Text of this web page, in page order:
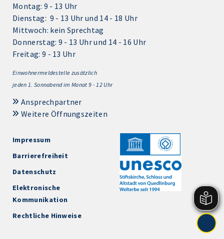
Montag: 9 - 13 Uhr
Dienstag: 9 - 13 Uhr und 14 - 18 Uhr
Mittwoch: kein Sprechtag
Donnerstag: 9 - 13 Uhr und 14 - 16 Uhr
Freitag: 9 - 13 Uhr
Einwohnermeldestelle zusätzlich
jeden 1. Sonnabend im Monat 9 - 12 Uhr
Ansprechpartner
Weitere Öffnungszeiten
Impressum
Barrierefreiheit
Datenschutz
Elektronische
Kommunikation
Rechtliche Hinweise